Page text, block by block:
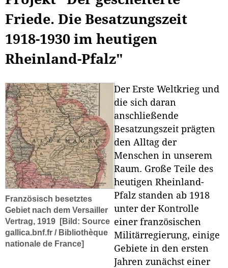
Friede. Die Besatzungszeit
1918-1930 im heutigen
Rheinland-Pfalz"
Französisch besetztes
Gebiet nach dem Versailler
Vertrag, 1919
[Bild: Source
gallica.bnf.fr / Bibliothèque
nationale de France]
Der Erste Weltkrieg und
die sich daran
anschließende
Besatzungszeit prägten
den Alltag der
Menschen in unserem
Raum. Große Teile des
heutigen Rheinland-
Pfalz standen ab 1918
unter der Kontrolle
einer französischen
Militärregierung, einige
Gebiete in den ersten
Jahren zunächst einer